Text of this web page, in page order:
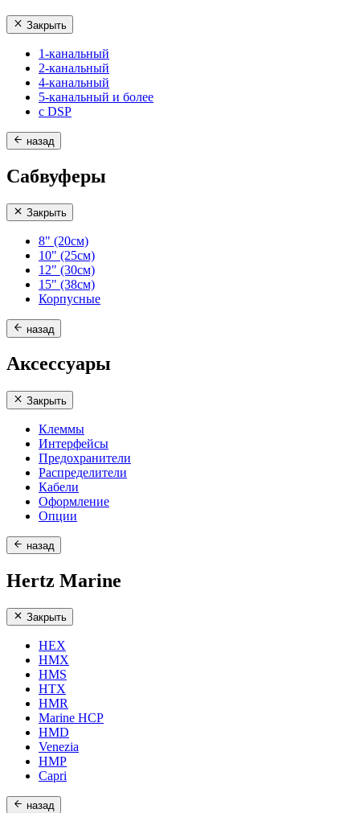
Закрыть
1-канальный
2-канальный
4-канальный
5-канальный и более
с DSP
назад
Сабвуферы
Закрыть
8" (20см)
10" (25см)
12" (30см)
15" (38см)
Корпусные
назад
Аксессуары
Закрыть
Клеммы
Интерфейсы
Предохранители
Распределители
Кабели
Оформление
Опции
назад
Hertz Marine
Закрыть
HEX
HMX
HMS
HTX
HMR
Marine HCP
HMD
Venezia
HMP
Capri
назад